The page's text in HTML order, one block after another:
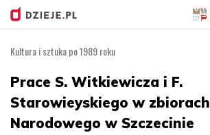
treści
Kultura i sztuka po 1989 roku
Prace S. Witkiewicza i F.
Starowieyskiego w zbiorach
Narodowego w Szczecinie